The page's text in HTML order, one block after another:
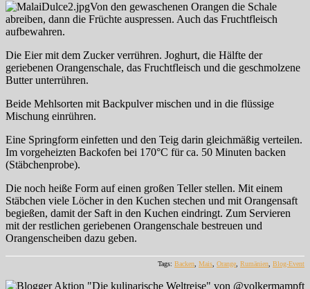
Von den gewaschenen Orangen die Schale
abreiben, dann die Früchte auspressen. Auch das Fruchtfleisch
aufbewahren.
Die Eier mit dem Zucker verrühren. Joghurt, die Hälfte der
geriebenen Orangenschale, das Fruchtfleisch und die geschmolzene
Butter unterrühren.
Beide Mehlsorten mit Backpulver mischen und in die flüssige
Mischung einrühren.
Eine Springform einfetten und den Teig darin gleichmäßig verteilen.
Im vorgeheizten Backofen bei 170°C für ca. 50 Minuten backen
(Stäbchenprobe).
Die noch heiße Form auf einen großen Teller stellen. Mit einem
Stäbchen viele Löcher in den Kuchen stechen und mit Orangensaft
begießen, damit der Saft in den Kuchen eindringt. Zum Servieren
mit der restlichen geriebenen Orangenschale bestreuen und
Orangenscheiben dazu geben.
Tags: Backen, Mais, Orange, Rumänien, Blog-Event